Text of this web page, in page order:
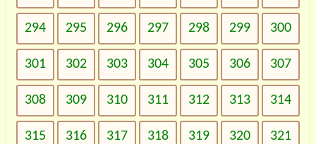
294 295 296 297 298 299 300
301 302 303 304 305 306 307
308 309 310 311 312 313 314
315 316 317 318 319 320 321